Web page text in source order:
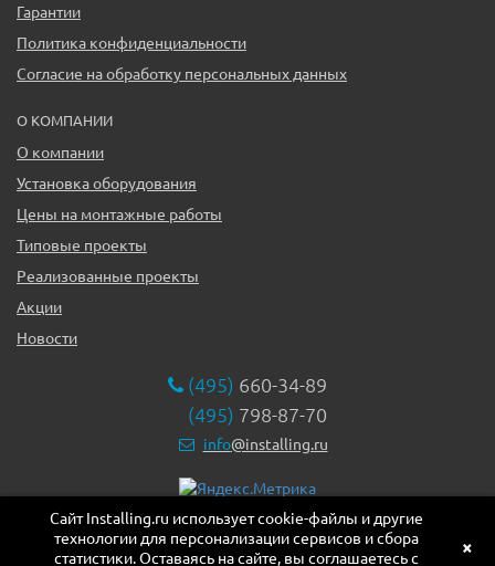
Гарантии
Политика конфиденциальности
Согласие на обработку персональных данных
О КОМПАНИИ
О компании
Установка оборудования
Цены на монтажные работы
Типовые проекты
Реализованные проекты
Акции
Новости
(495) 660-34-89
(495) 798-87-70
info@installing.ru
119331, г. Москва ул. Марии Ульяновой дом 17а, этаж 2,
офис 10
Сайт Installing.ru использует cookie-файлы и другие
технологии для персонализации сервисов и сбора
статистики. Оставаясь на сайте, вы соглашаетесь с
×